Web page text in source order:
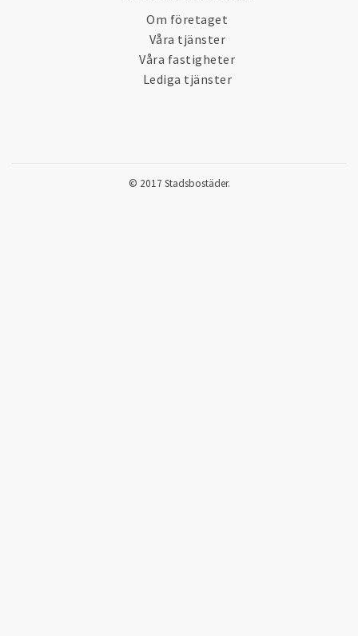
Om företaget
Våra tjänster
Våra fastigheter
Lediga tjänster
© 2017 Stadsbostäder.